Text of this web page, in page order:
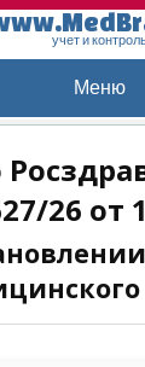
учет и
Меню
26 от